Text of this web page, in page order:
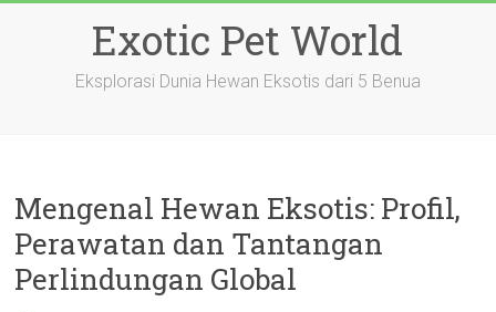
Exotic Pet World
Eksplorasi Dunia Hewan Eksotis dari 5 Benua
Mengenal Hewan Eksotis: Profil,
Perawatan dan Tantangan
Perlindungan Global